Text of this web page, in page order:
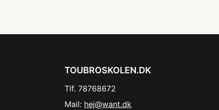
TOUBROSKOLEN.DK
Tlf. 78768672
Mail: hej@want.dk